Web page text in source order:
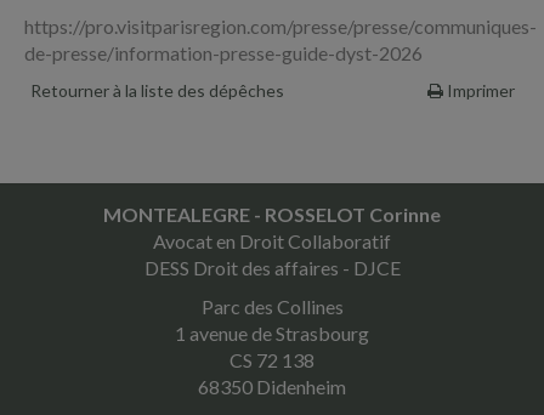
https://pro.visitparisregion.com/presse/presse/communiques-
de-presse/information-presse-guide-dyst-2026
Retourner à la liste des dépêches Imprimer
MONTEALEGRE - ROSSELOT Corinne
Avocat en Droit Collaboratif
DESS Droit des affaires - DJCE
Parc des Collines
1 avenue de Strasbourg
CS 72 138
68350 Didenheim